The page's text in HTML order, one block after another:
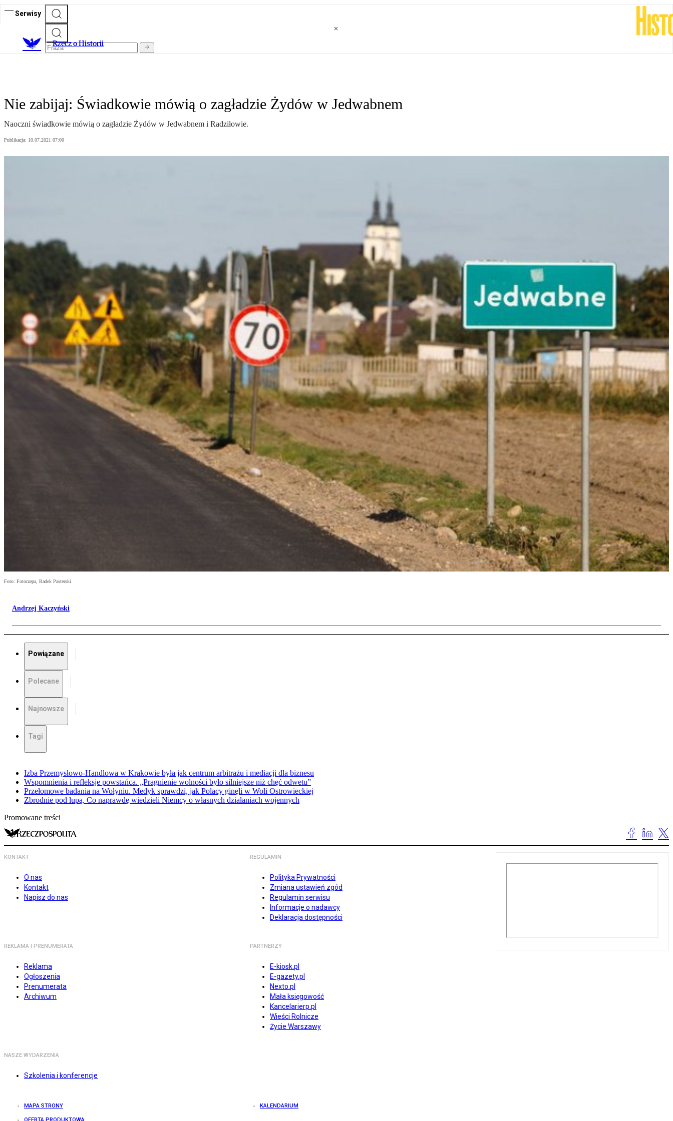
Serwisy
Rzecz o Historii
Nie zabijaj: Świadkowie mówią o zagładzie Żydów w Jedwabnem
Naoczni świadkowie mówią o zagładzie Żydów w Jedwabnem i Radziłowie.
Publikacja: 10.07.2021 07:00
Foto: Fotorzepa, Radek Pasterski
Andrzej Kaczyński
Powiązane
Polecane
Najnowsze
Tagi
Izba Przemysłowo-Handlowa w Krakowie była jak centrum arbitrażu i mediacji dla biznesu
Wspomnienia i refleksje powstańca. „Pragnienie wolności było silniejsze niż chęć odwetu”
Przełomowe badania na Wołyniu. Medyk sprawdzi, jak Polacy ginęli w Woli Ostrowieckiej
Zbrodnie pod lupą. Co naprawdę wiedzieli Niemcy o własnych działaniach wojennych
Promowane treści
KONTAKT
O nas
Kontakt
Napisz do nas
REGULAMIN
Polityka Prywatności
Zmiana ustawień zgód
Regulamin serwisu
Informacje o nadawcy
Deklaracja dostępności
REKLAMA I PRENUMERATA
Reklama
Ogłoszenia
Prenumerata
Archiwum
PARTNERZY
E-kiosk.pl
E-gazety.pl
Nexto.pl
Mała księgowość
Kancelarierp.pl
Wieści Rolnicze
Życie Warszawy
NASZE WYDARZENIA
Szkolenia i konferencje
MAPA STRONY KALENDARIUM